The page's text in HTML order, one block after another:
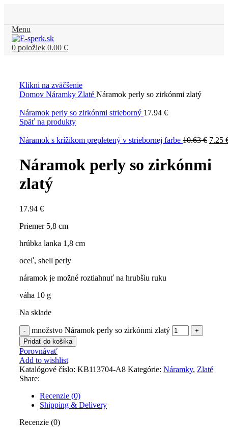
Menu
0 položiek 0.00 €
Klikni na zväčšenie
Domov Náramky Zlaté Náramok perly so zirkónmi zlatý
Náramok perly so zirkónmi strieborný 17.94 €
Späť na produkty
Náramok s krížikom prepletený v striebornej farbe 10.63€ 7.25
Náramok perly so zirkónmi
zlatý
17.94 €
Priemer 5,8 cm
hrúbka lanka 1,8 cm
oceľ, shell perly
náramok je možné roztiahnuť na hrubšiu ruku
váha 10 g
Na sklade
množstvo Náramok perly so zirkónmi zlatý
Pridať do košíka
Porovnávať
Add to wishlist
Katalógové číslo: KB113704-A8 Kategórie: Náramky, Zlaté
Share:
Recenzie (0)
Shipping & Delivery
Recenzie (0)